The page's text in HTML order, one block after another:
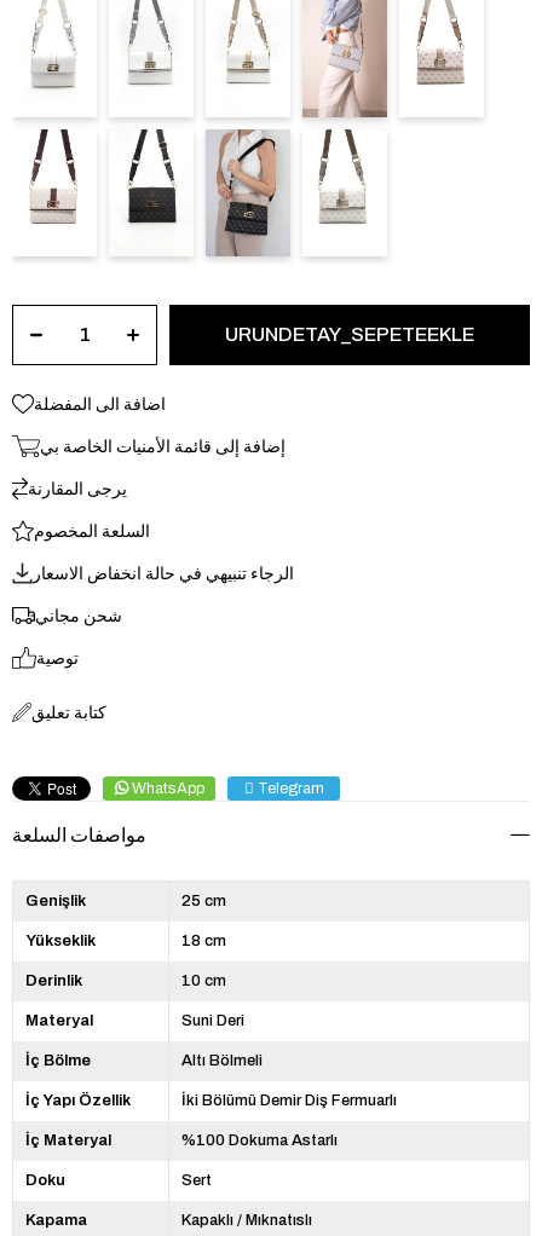
اضافة الى المفضلة
إضافة إلى قائمة الأمنيات الخاصة بي
يرجى المقارنة
السلعة المخصوم
الرجاء تنبيهي في حالة انخفاض الاسعار
شحن مجاني
توصية
كتابة تعليق
WhatsApp Telegram
مواصفات السلعة
Genişlik 25 cm
Yükseklik 18 cm
Derinlik 10 cm
Materyal Suni Deri
İç Bölme Altı Bölmeli
İç Yapı Özellik İki Bölümü Demir Diş Fermuarlı
İç Materyal %100 Dokuma Astarlı
Doku Sert
Kapama Kapaklı / Mıknatıslı